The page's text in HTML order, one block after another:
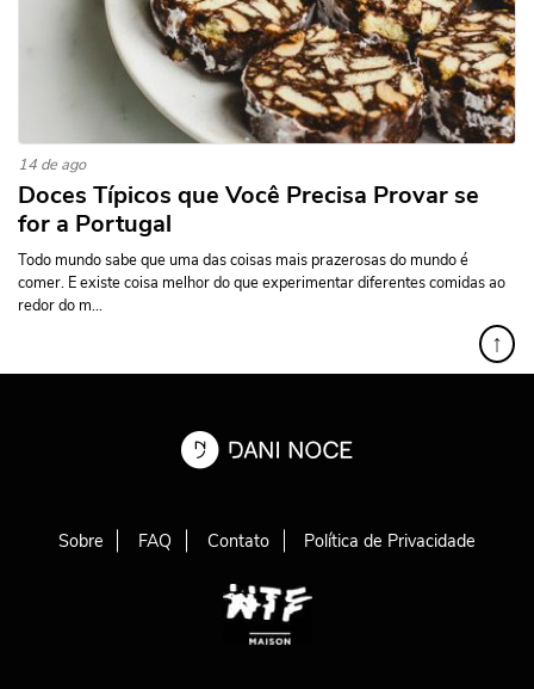
14 de ago
Doces Típicos que Você Precisa Provar se
for a Portugal
Todo mundo sabe que uma das coisas mais prazerosas do mundo é
comer. E existe coisa melhor do que experimentar diferentes comidas ao
redor do m...
↑
Sobre FAQ Contato Política de Privacidade